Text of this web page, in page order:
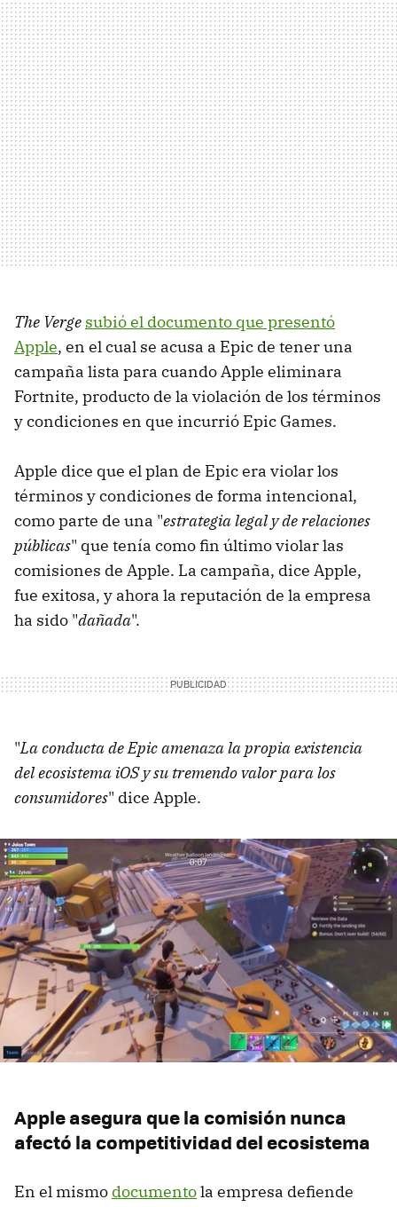
The Verge subió el documento que presentó
Apple, en el cual se acusa a Epic de tener una
campaña lista para cuando Apple eliminara
Fortnite, producto de la violación de los términos
y condiciones en que incurrió Epic Games.
Apple dice que el plan de Epic era violar los
términos y condiciones de forma intencional,
como parte de una "estrategia legal y de relaciones
públicas" que tenía como fin último violar las
comisiones de Apple. La campaña, dice Apple,
fue exitosa, y ahora la reputación de la empresa
ha sido "dañada".
"La conducta de Epic amenaza la propia existencia
del ecosistema iOS y su tremendo valor para los
consumidores" dice Apple.
Apple asegura que la comisión nunca
afectó la competitividad del ecosistema
En el mismo documentola empresa defiende